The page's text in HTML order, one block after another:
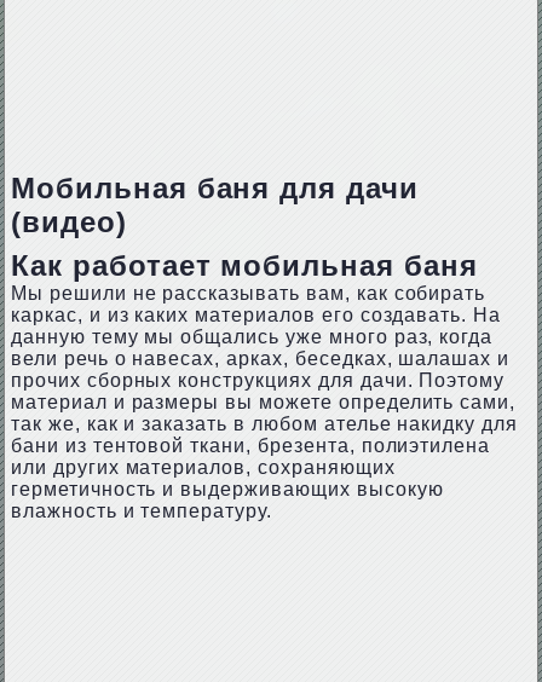
Мобильная баня для дачи
(видео)
Как работает мобильная баня
Мы решили не рассказывать вам, как собирать
каркас, и из каких материалов его создавать. На
данную тему мы общались уже много раз, когда
вели речь о навесах, арках, беседках, шалашах и
прочих сборных конструкциях для дачи. Поэтому
материал и размеры вы можете определить сами,
так же, как и заказать в любом ателье накидку для
бани из тентовой ткани, брезента, полиэтилена
или других материалов, сохраняющих
герметичность и выдерживающих высокую
влажность и температуру.